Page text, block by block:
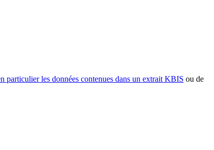
particulier les données contenues dans un extrait KBIS ou de